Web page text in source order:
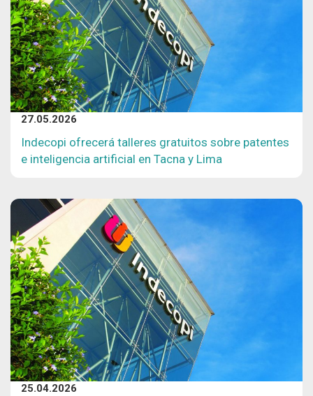
27.05.2026
Indecopi ofrecerá talleres gratuitos sobre patentes
e inteligencia artificial en Tacna y Lima
25.04.2026